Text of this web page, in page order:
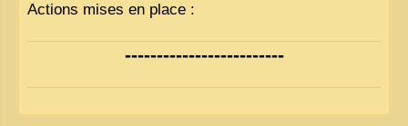
Actions mises en place :
Nous avons déjà ajusté les couleurs pour améliorer
la lisibilité. Votre avis nous intéresse !
-------------------------